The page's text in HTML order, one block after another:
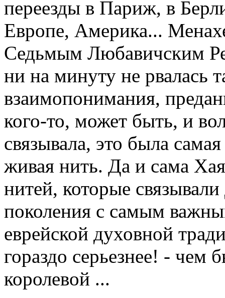
переезды в Париж, в
Европе, Америка...
Седьмым Любавичским
ни на минуту не рвалась
взаимопонимания,
кого-то, может быть, и
связывала, это была
живая нить. Да и сама
нитей, которые
поколения с самым
еврейской духовной
гораздо серьезнее! - чем
королевой ...